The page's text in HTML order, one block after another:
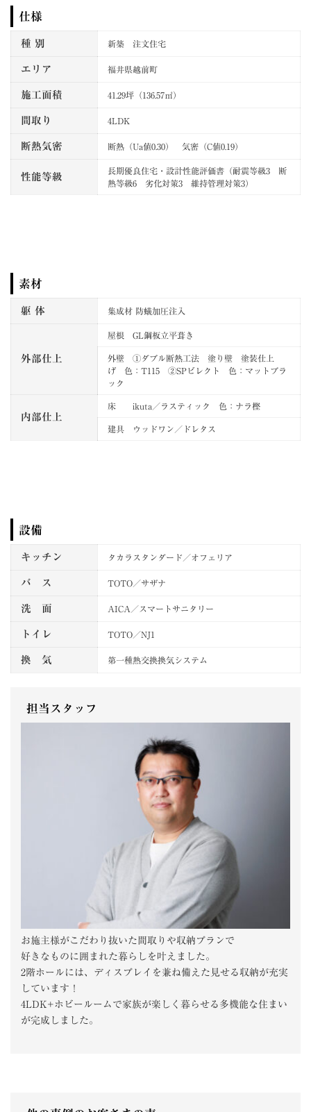
仕様
種 別 新築 注文住宅
エリア 福井県越前町
施工面積 41.29坪（136.57㎡）
間取り 4LDK
断熱気密 断熱（Ua値0.30） 気密（C値0.19）
性能等級
長期優良住宅・設計性能評価書（耐震等級3 断
熱等級6 劣化対策3 維持管理対策3）
素材
躯 体 集成材 防蟻加圧注入
外部仕上
屋根 GL鋼板立平葺き
外壁 ①ダブル断熱工法 塗り壁 塗装仕上
げ 色：T115 ②SPビレクト 色：マットブラ
ック
内部仕上
床 ikuta／ラスティック 色：ナラ樫
建具 ウッドワン／ドレタス
設備
キッチン タカラスタンダード／オフェリア
バ ス TOTO／サザナ
洗 面 AICA／スマートサニタリー
トイレ TOTO／NJ1
換 気 第一種熱交換換気システム
担当スタッフ
お施主様がこだわり抜いた間取りや収納プランで
好きなものに囲まれた暮らしを叶えました。
2階ホールには、ディスプレイを兼ね備えた見せる収納が充実
しています！
4LDK+ホビールームで家族が楽しく暮らせる多機能な住まい
が完成しました。